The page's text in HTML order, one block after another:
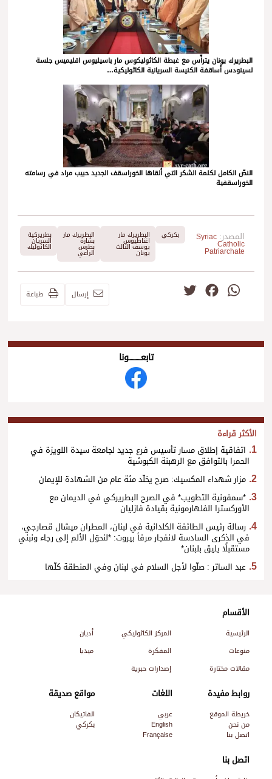
البطريرك يونان يترأّس مع غبطة الكاثوليكوس مار باسيليوس اقليميس جلسة
لسينودس أساقفة الكنيسة السريانية الكاثوليكية…
النصّ الكامل لكلمة الشكر التي ألقاها الخوراسقف الجديد حبيب مراد في رسامته
الخوراسقفية
المصدر: Syriac
Catholic
Patriarchate
بكركي البطريرك مار
اغناطيوس
يوسف الثالث
يونان
البطريرك مار
بشارة
بطرس
الراعي
بطريركية
السريان
الكاثوليك
WhatsApp
Facebook إرسال طباعة
تابعــــــــــونا
الأكثر قراءة
اتفاقية إطلاق مسار تأسيس فرع جديد لجامعة سيدة اللويزة في
الحمرا بالتوافق مع الرهبنة الكبوشية
مزار شهداء المكسيك: صرح يخلّد مئة عام من الشهادة للإيمان
*سمفونية التطويب* في الصرح البطريركي في الديمان مع
الأوركسترا الفلهارمونية بقيادة فازليان
رسالة رئيس الطائفة الكلدانية في لبنان، المطران ميشال قصارجي،
في الذكرى السادسة لانفجار مرفأ بيروت: *لنحوّل الألم إلى رجاء ونبني
مستقبلًا يليق بلبنان*
عبد الساتر : صلّوا لأجل السلام في لبنان وفي المنطقة كلّها
اتصل بنا
الأقسام
الرئيسية المركز الكاثوليكي
أديان
منوعات
المفكرة
ميديا
مقالات مختارة
إصدارات حبرية
روابط مفيدة
خريطة الموقع
من نحن
اتصل بنا
اللغات
عربي
English
Française
مواقع صديقة
الفاتيكان
بكركي